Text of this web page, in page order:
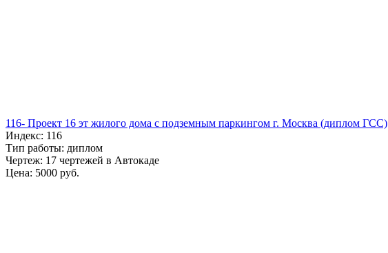
116- Проект 16 эт жилого дома с подземным паркингом г. Москва (диплом ГСС)
Индекс: 116
Тип работы: диплом
Чертеж: 17 чертежей в Автокаде
Цена: 5000 руб.